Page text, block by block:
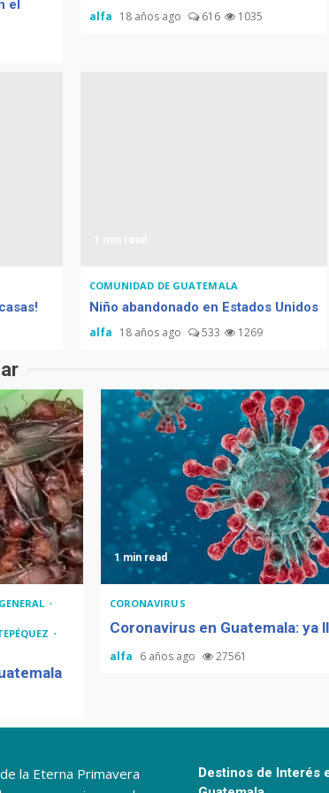
el
alfa 18 años ago 616 1035
COMUNIDAD DE GUATEMALA
Niño abandonado en Estados Unidos
alfa 18 años ago 533 1269
GENERAL
1 min read
CORONAVIRUS
Coronavirus en Guatemala: ya
alfa 6 años ago 27561
la Eterna Primavera
Destinos de Interés